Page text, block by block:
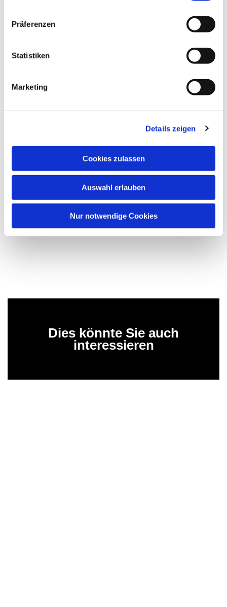
Präferenzen
Statistiken
Marketing
Details zeigen
Cookies zulassen
Auswahl erlauben
Nur notwendige Cookies
Mittwoch, 9. Dezember 2026, 10:00 -
Der LADEN, Goethestr. 2, 45739 Oer-
Dies könnte Sie auch
interessieren